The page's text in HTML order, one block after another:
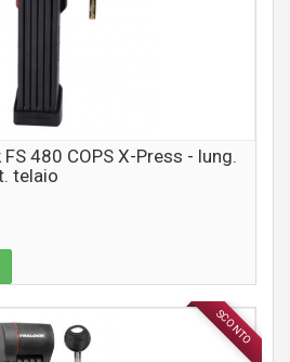
480 COPS X-Press - lung.
telaio
SCONTO
ACCESSORI